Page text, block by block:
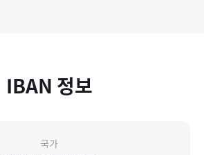
IBAN 정보
국가